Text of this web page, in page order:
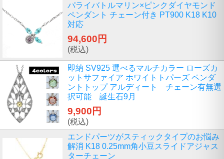
パライバトルマリン×ピンクダイヤモンド
ペンダント チェーン付き PT900 K18 K10
対応
94,600円
(税込)
即納 SV925 選べるマルチカラー ローズカ
ットサファイア ホワイトトパーズ ペンダ
ントトップ アルディート チェーン有無選
択可能 誕生石9月
9,900円
(税込)
エンドパーツがスティックタイプのお悩み
解消 K18 0.25mm角小豆スライドアジャス
ターチェーン